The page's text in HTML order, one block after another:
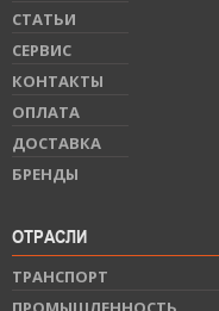
СТАТЬИ
СЕРВИС
КОНТАКТЫ
ОПЛАТА
ДОСТАВКА
БРЕНДЫ
ОТРАСЛИ
ТРАНСПОРТ